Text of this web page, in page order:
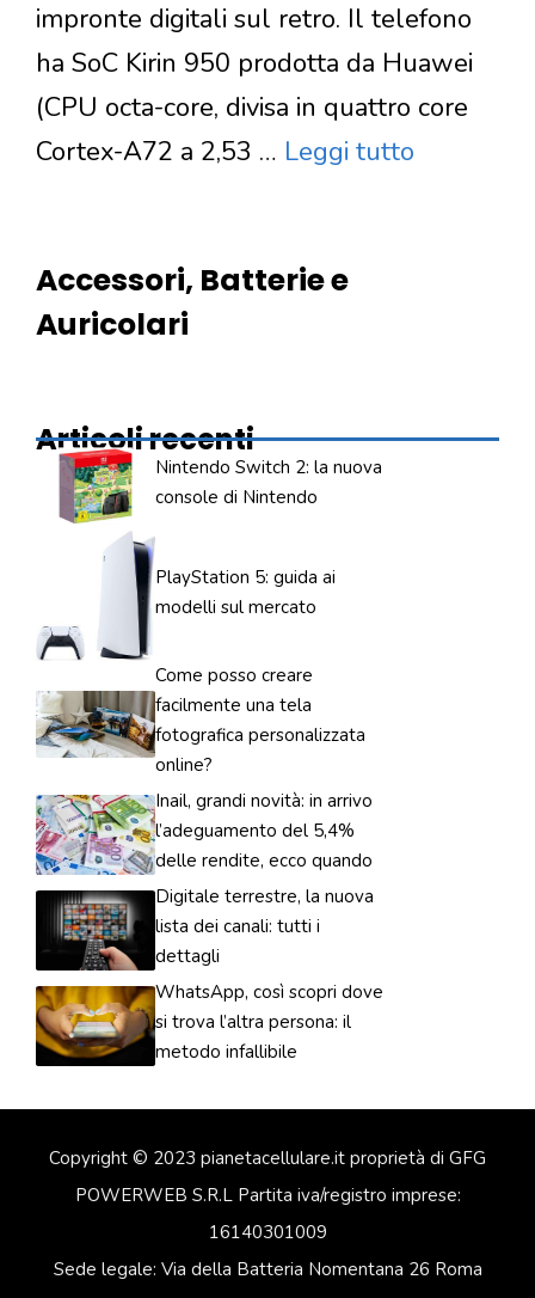
impronte digitali sul retro. Il telefono
ha SoC Kirin 950 prodotta da Huawei
(CPU octa-core, divisa in quattro core
Cortex-A72 a 2,53 … Leggi tutto
Accessori, Batterie e
Auricolari
Articoli recenti
Nintendo Switch 2: la nuova
console di Nintendo
PlayStation 5: guida ai
modelli sul mercato
Come posso creare
facilmente una tela
fotografica personalizzata
online?
Inail, grandi novità: in arrivo
l’adeguamento del 5,4%
delle rendite, ecco quando
Digitale terrestre, la nuova
lista dei canali: tutti i
dettagli
WhatsApp, così scopri dove
si trova l’altra persona: il
metodo infallibile
Copyright © 2023 pianetacellulare.it proprietà di GFG
POWERWEB S.R.L Partita iva/registro imprese:
16140301009
Sede legale: Via della Batteria Nomentana 26 Roma